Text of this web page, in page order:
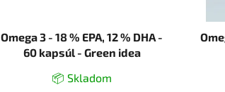
Omega 3 - 18 % EPA, 12 % DHA -
60 kapsúl - Green idea
📦 Skladom